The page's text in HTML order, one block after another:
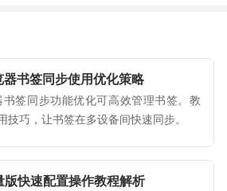
器书签同步使用优化策略
书签同步功能优化可高效管理书签。教
技巧，让书签在多设备间快速同步。
版快速配置操作教程解析